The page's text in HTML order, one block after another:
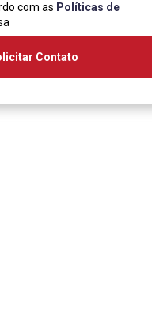
com as Políticas de
Contato